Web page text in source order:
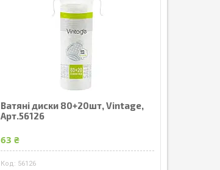
Ватяні диски 80+20шт, Vintage,
Арт.56126
63 ₴
56126